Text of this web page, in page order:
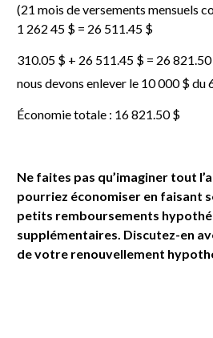
(21 mois de versements mensuels
1 262 45 $ = 26 511.45 $
310.05 $ + 26 511.45 $ = 26 821.50
nous devons enlever le 10 000 $ du
Économie totale : 16 821.50 $
Ne faites pas qu’imaginer tout
pourriez économiser en faisant
petits remboursements
supplémentaires. Discutez-en
de votre renouvellement